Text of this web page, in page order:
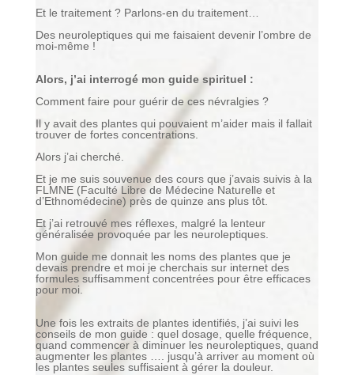
Et le traitement ? Parlons-en du traitement…
Des neuroleptiques qui me faisaient devenir l’ombre de
moi-même !
Alors, j’ai interrogé mon guide spirituel :
Comment faire pour guérir de ces névralgies ?
Il y avait des plantes qui pouvaient m’aider mais il fallait
trouver de fortes concentrations.
Alors j’ai cherché.
Et je me suis souvenue des cours que j’avais suivis à la
FLMNE (Faculté Libre de Médecine Naturelle et
d’Ethnomédecine) près de quinze ans plus tôt.
Et j’ai retrouvé mes réflexes, malgré la lenteur
généralisée provoquée par les neuroleptiques.
Mon guide me donnait les noms des plantes que je
devais prendre et moi je cherchais sur internet des
formules suffisamment concentrées pour être efficaces
pour moi.
Une fois les extraits de plantes identifiés, j’ai suivi les
conseils de mon guide : quel dosage, quelle fréquence,
quand commencer à diminuer les neuroleptiques, quand
augmenter les plantes …. jusqu’à arriver au moment où
les plantes seules suffisaient à gérer la douleur.